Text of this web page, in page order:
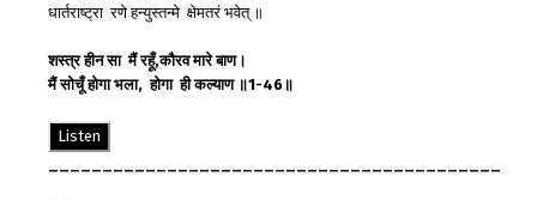
धार्तराष्ट्रा रणे हन्युस्तन्मे क्षेमतरं भवेत् ॥
शस्त्र हीनसा मैंरहूँ,कौरवमारेबाण।
मैं सोचूँहोगाभला,होगा ही कल्याण ॥1-46 ॥
Listen